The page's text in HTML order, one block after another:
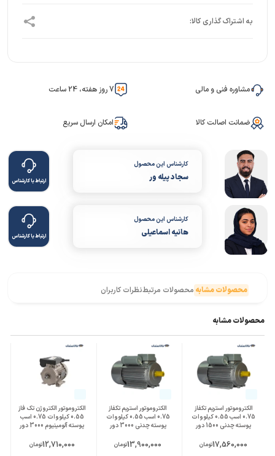
مشاوره فنی و مالی 7 روز هفته، 24 ساعت
ضمانت اصالت کالا امکان ارسال سریع
کارشناس این محصول
سجاد پیله ور ارتباط با کارشناس
کارشناس این محصول
هانیه اسماعیلی ارتباط با کارشناس
محصولات مشابه محصولات مرتبطنظرات کاربران
محصولات مشابه
الکتروموتور استریم تکفاز
0.75 اسب 0.55 کیلووات
پوسته چدنی 1500 دور
17,560,000تومان
الکتروموتور استریم تکفاز
0.75 اسب 0.55 کیلووات
پوسته چدنی 3000 دور
13,900,000تومان
الکتروموتور الکتروژن تک فاز
0.55 کیلووات 0.75 اسب
پوسته آلومینیوم 3000 دور
12,710,000تومان